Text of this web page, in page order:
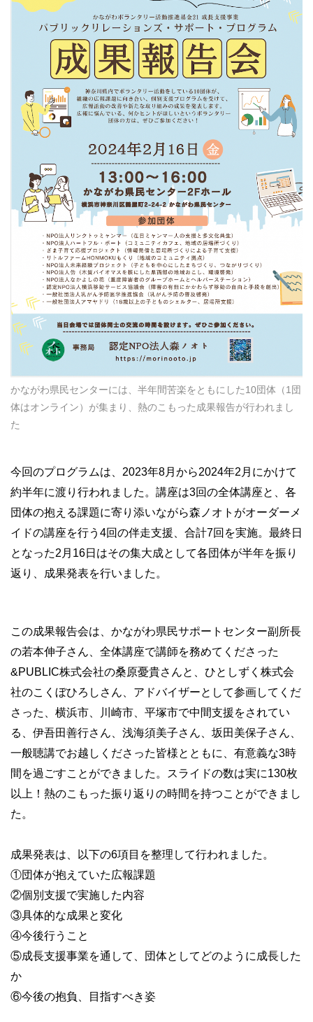
かながわ県民センターには、半年間苦楽をともにした10団体（1団
体はオンライン）が集まり、熱のこもった成果報告が行われまし
た
今回のプログラムは、2023年8月から2024年2月にかけて
約半年に渡り行われました。講座は3回の全体講座と、各
団体の抱える課題に寄り添いながら森ノオトがオーダーメ
イドの講座を行う4回の伴走支援、合計7回を実施。最終日
となった2月16日はその集大成として各団体が半年を振り
返り、成果発表を行いました。
この成果報告会は、かながわ県民サポートセンター副所長
の若本伸子さん、全体講座で講師を務めてくださった
&PUBLIC株式会社の桑原憂貴さんと、ひとしずく株式会
社のこくぼひろしさん、アドバイザーとして参画してくだ
さった、横浜市、川崎市、平塚市で中間支援をされてい
る、伊吾田善行さん、浅海須美子さん、坂田美保子さん、
一般聴講でお越しくださった皆様とともに、有意義な3時
間を過ごすことができました。スライドの数は実に130枚
以上！熱のこもった振り返りの時間を持つことができまし
た。
成果発表は、以下の6項目を整理して行われました。
①団体が抱えていた広報課題
②個別支援で実施した内容
③具体的な成果と変化
④今後行うこと
⑤成長支援事業を通して、団体としてどのように成長した
か
⑥今後の抱負、目指すべき姿